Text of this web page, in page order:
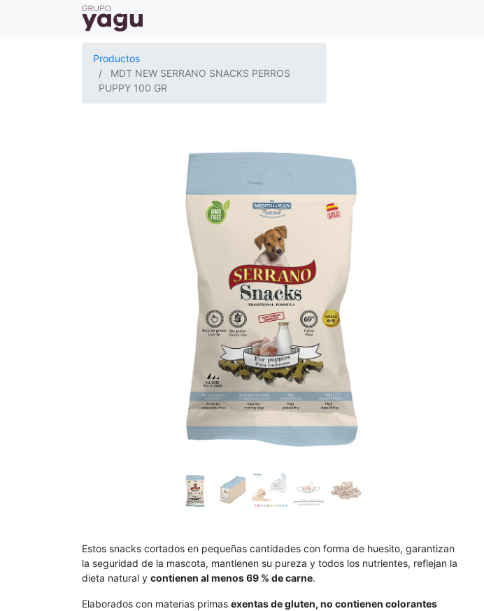
Productos
MDT NEW SERRANO SNACKS PERROS
PUPPY 100 GR
Estos snacks cortados en pequeñas cantidades con forma de huesito, garantizan
la seguridad de la mascota, mantienen su pureza y todos los nutrientes, reflejan la
dieta natural y contienen al menos 69 % de carne.
Elaborados con materias primas exentas de gluten, no contienen colorantes